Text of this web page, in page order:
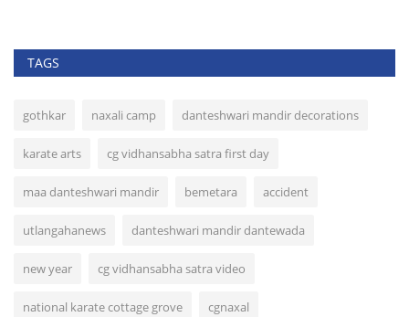
TAGS
gothkar naxali camp danteshwari mandir decorations
karate arts cg vidhansabha satra first day
maa danteshwari mandir bemetara accident
utlangahanews danteshwari mandir dantewada
new year cg vidhansabha satra video
national karate cottage grove cgnaxal